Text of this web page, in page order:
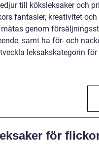
till köksleksaker och
fantasier, kreativitet
genom
samt ha för- och
leksakskategorin
för